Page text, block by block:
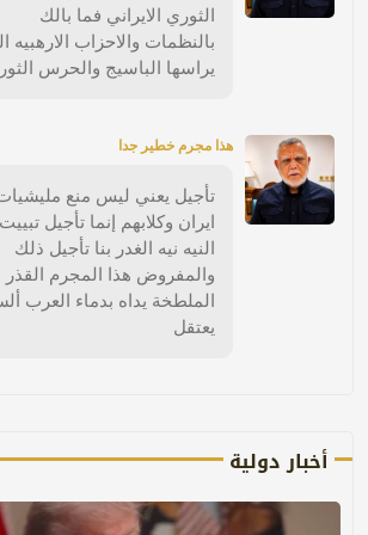
الثوري الايراني فما بالك
بالنظمات والاحزاب الارهبيه
يراسها الباسيج والحرس
هذا مجرم خطير جدا
تأجيل يعني ليس منع
ايران وكلابهم إنما تأجيل تبييت
النيه نيه الغدر بنا تأجيل ذلك
والمفروض هذا المجرم القذر
الملطخة يداه بدماء العرب
يعتقل
أخبار دولية